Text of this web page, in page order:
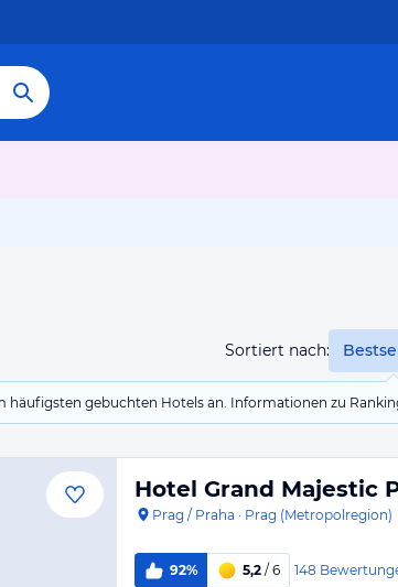
Sortiert nach:
häufigsten gebuchten Hotels an. Informationen zu
Hotel Grand Majestic
Prag / Praha · Prag (Metropolregion)
92% 5,2 / 6 148